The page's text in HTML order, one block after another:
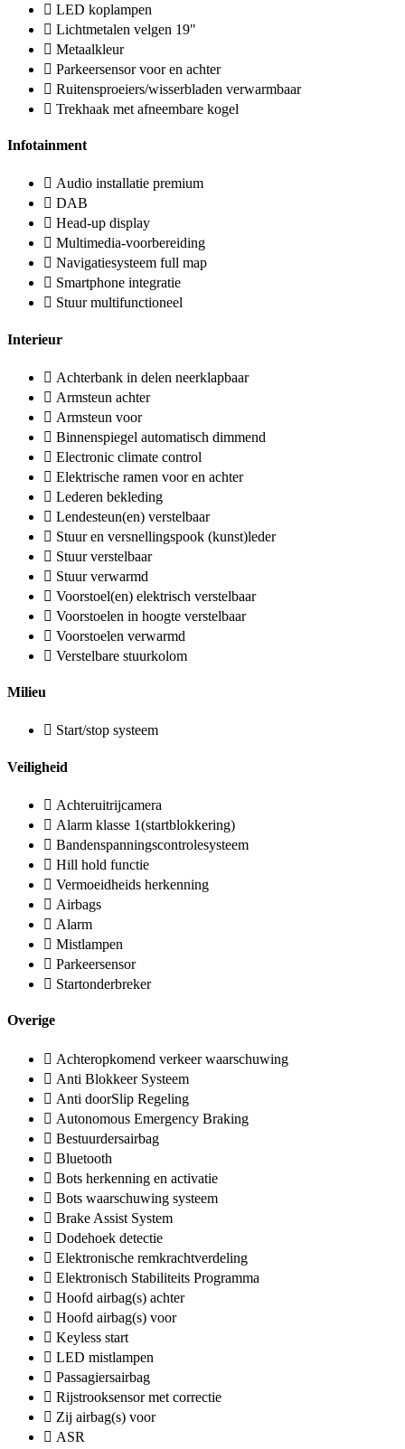
LED koplampen
Lichtmetalen velgen 19"
Metaalkleur
Parkeersensor voor en achter
Ruitensproeiers/wisserbladen verwarmbaar
Trekhaak met afneembare kogel
Infotainment
Audio installatie premium
DAB
Head-up display
Multimedia-voorbereiding
Navigatiesysteem full map
Smartphone integratie
Stuur multifunctioneel
Interieur
Achterbank in delen neerklapbaar
Armsteun achter
Armsteun voor
Binnenspiegel automatisch dimmend
Electronic climate control
Elektrische ramen voor en achter
Lederen bekleding
Lendesteun(en) verstelbaar
Stuur en versnellingspook (kunst)leder
Stuur verstelbaar
Stuur verwarmd
Voorstoel(en) elektrisch verstelbaar
Voorstoelen in hoogte verstelbaar
Voorstoelen verwarmd
Verstelbare stuurkolom
Milieu
Start/stop systeem
Veiligheid
Achteruitrijcamera
Alarm klasse 1(startblokkering)
Bandenspanningscontrolesysteem
Hill hold functie
Vermoeidheids herkenning
Airbags
Alarm
Mistlampen
Parkeersensor
Startonderbreker
Overige
Achteropkomend verkeer waarschuwing
Anti Blokkeer Systeem
Anti doorSlip Regeling
Autonomous Emergency Braking
Bestuurdersairbag
Bluetooth
Bots herkenning en activatie
Bots waarschuwing systeem
Brake Assist System
Dodehoek detectie
Elektronische remkrachtverdeling
Elektronisch Stabiliteits Programma
Hoofd airbag(s) achter
Hoofd airbag(s) voor
Keyless start
LED mistlampen
Passagiersairbag
Rijstrooksensor met correctie
Zij airbag(s) voor
ASR